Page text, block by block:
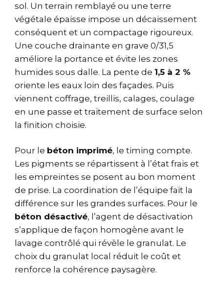
sol. Un terrain remblayé ou une terre
végétale épaisse impose un décaissement
conséquent et un compactage rigoureux.
Une couche drainante en grave 0/31,5
améliore la portance et évite les zones
humides sous dalle. La pente de 1,5 à 2 %
oriente les eaux loin des façades. Puis
viennent coffrage, treillis, calages, coulage
en une passe et traitement de surface selon
la finition choisie.
Pour le béton imprimé, le timing compte.
Les pigments se répartissent à l’état frais et
les empreintes se posent au bon moment
de prise. La coordination de l’équipe fait la
différence sur les grandes surfaces. Pour le
béton désactivé, l’agent de désactivation
s’applique de façon homogène avant le
lavage contrôlé qui révèle le granulat. Le
choix du granulat local réduit le coût et
renforce la cohérence paysagère.